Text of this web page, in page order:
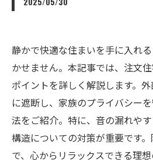
静かで快適な住まいを手に入れ
かせません。本記事では、注文
ポイントを詳しく解説します。
に遮断し、家族のプライバシー
法をご紹介。特に、音の漏れや
構造についての対策が重要です
で、心からリラックスできる理